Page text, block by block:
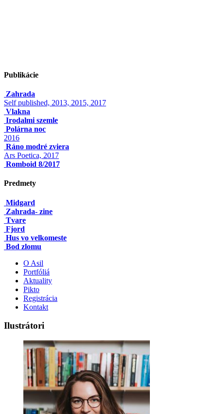
Publikácie
Zahrada
Self published, 2013, 2015, 2017
Vlakna
Irodalmi szemle
Polárna noc
2016
Ráno modré zviera
Ars Poetica, 2017
Romboid 8/2017
Predmety
Midgard
Zahrada- zine
Tvare
Fjord
Hus vo velkomeste
Bod zlomu
O Asil
Portfóliá
Aktuality
Pikto
Registrácia
Kontakt
Ilustrátori